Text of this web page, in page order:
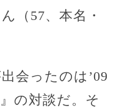
（57、本名・
会ったのは’09
の対談だ。そ